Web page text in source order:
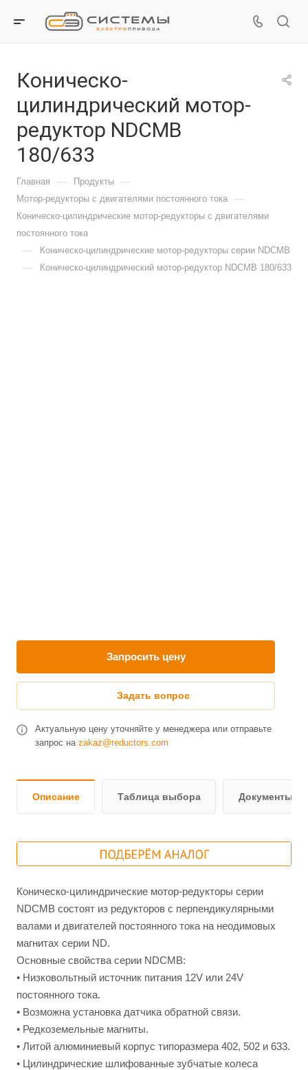
Коническо-
цилиндрический мотор-
редуктор NDCMB
180/633
Главная — Продукты —
Мотор-редукторы с двигателями постоянного тока —
Коническо-цилиндрические мотор-редукторы с двигателями
постоянного тока
— Коническо-цилиндрические мотор-редукторы серии NDCMB
— Коническо-цилиндрический мотор-редуктор NDCMB 180/633
Запросить цену
Задать вопрос
Актуальную цену уточняйте у менеджера или отправьте
запрос на zakaz@reductors.com
Описание Таблица выбора Документы и
Коническо-цилиндрические мотор-редукторы серии
NDCMB состоят из редукторов с перпендикулярными
валами и двигателей постоянного тока на неодимовых
магнитах серии ND.
Основные свойства серии NDСМВ:
• Низковольтный источник питания 12V или 24V
постоянного тока.
• Возможна установка датчика обратной связи.
• Редкоземельные магниты.
• Литой алюминиевый корпус типоразмера 402, 502 и 633.
• Цилиндрические шлифованные зубчатые колеса